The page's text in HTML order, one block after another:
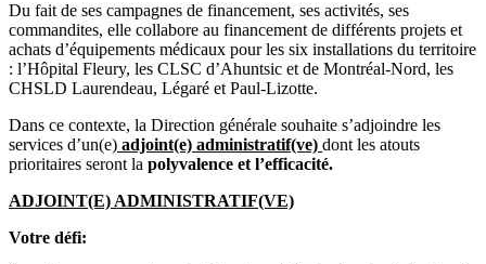
Du fait de ses campagnes de financement, ses activités, ses
commandites, elle collabore au financement de différents projets et
achats d’équipements médicaux pour les six installations du territoire
: l’Hôpital Fleury, les CLSC d’Ahuntsic et de Montréal-Nord, les
CHSLD Laurendeau, Légaré et Paul-Lizotte.
Dans ce contexte, la Direction générale souhaite s’adjoindre les
services d’un(e) adjoint(e) administratif(ve) dont les atouts
prioritaires seront la polyvalence et l’efficacité.
ADJOINT(E) ADMINISTRATIF(VE)
Votre défi: